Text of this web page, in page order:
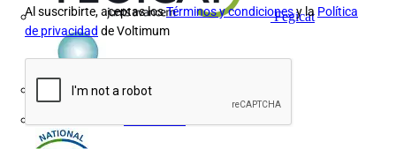
Fegicat
FENIE
Al suscribirte, aceptas losTérminos y condicionesy la Política
de privacidad de Voltimum